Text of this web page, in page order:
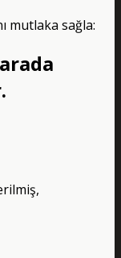
mutlaka sağla: